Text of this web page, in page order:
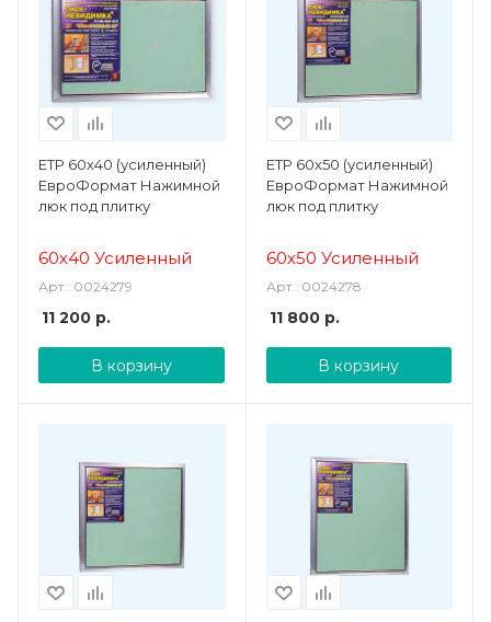
ЕТР 60х40 (усиленный)
ЕвроФормат Нажимной
люк под плитку
60х40 Усиленный
Арт.: 0024279
11 200 р.
В корзину
ЕТР 60х50 (усиленный)
ЕвроФормат Нажимной
люк под плитку
60х50 Усиленный
Арт.: 0024278
11 800р.
В корзину